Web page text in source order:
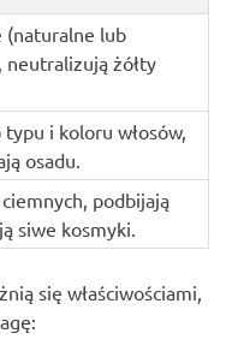
(naturalne lub
neutralizują żółty
typu i koloru włosów,
osadu.
ciemnych, podbijają
siwe kosmyki.
się właściwościami,